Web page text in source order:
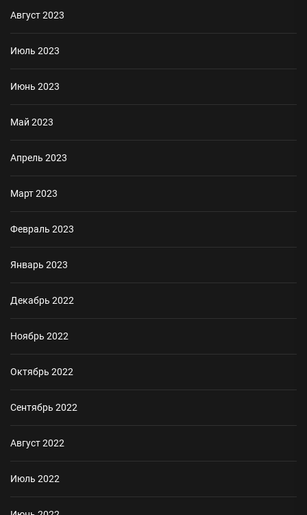
Август 2023
Июль 2023
Июнь 2023
Май 2023
Апрель 2023
Март 2023
Февраль 2023
Январь 2023
Декабрь 2022
Ноябрь 2022
Октябрь 2022
Сентябрь 2022
Август 2022
Июль 2022